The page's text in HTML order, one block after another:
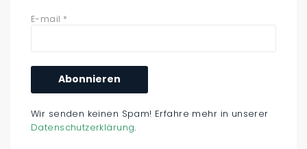
E-mail *
Wir senden keinen Spam! Erfahre mehr in unserer
Datenschutzerklärung.